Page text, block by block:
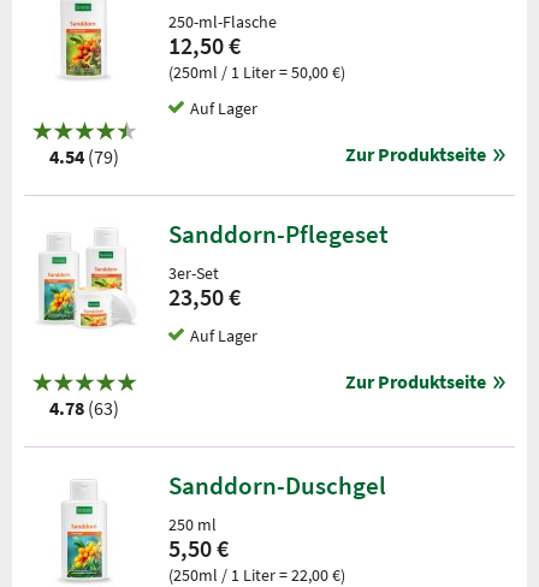
4.54 (79)
250-ml-Flasche
12,50 €
(250ml / 1 Liter = 50,00 €)
Auf Lager
Zur Produktseite
4.78 (63)
Sanddorn-Pflegeset
3er-Set
23,50 €
Auf Lager
Zur Produktseite
Sanddorn-Duschgel
250 ml
5,50 €
(250ml / 1 Liter = 22,00 €)